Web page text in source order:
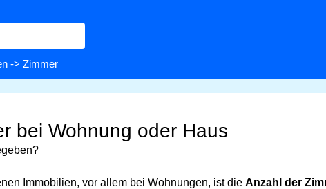
-> Zimmer
bei Wohnung oder Haus
Immobilien, vor allem bei Wohnungen, ist die Anzahl der